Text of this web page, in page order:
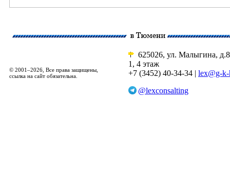
© 2001–2026, Все права защищены,
ссылка на сайт обязательна.
625026, ул. Малыгина,
1, 4 этаж
+7 (3452) 40-34-34 | lex@g-
@lexconsalting